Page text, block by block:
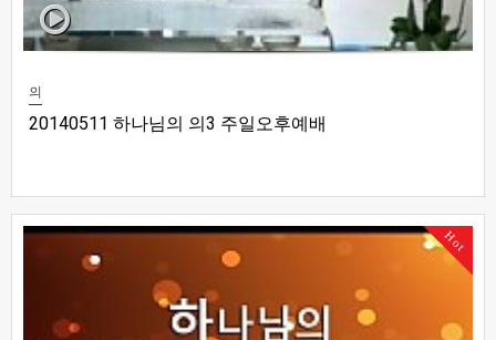
의
20140511 하나님의 의3 주일오후예배
Hot